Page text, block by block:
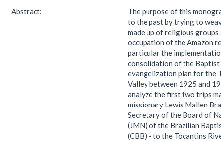
Abstract:
The purpose of this
to the past by trying to
made up of religious groups
occupation of the Amazon
particular the
consolidation of the Baptist
evangelization plan for the
Valley between 1925 and
analyze the first two trips
missionary Lewis Mallen
Secretary of the Board of
(JMN) of the Brazilian
(CBB) - to the Tocantins